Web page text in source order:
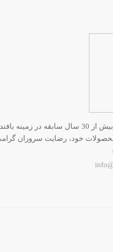
تولیدی زیباچین با بیش از 30
خود، رضایت سروران